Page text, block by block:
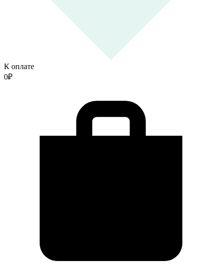
К оплате
0₽